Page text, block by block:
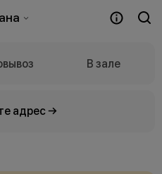
В зале
адрес →